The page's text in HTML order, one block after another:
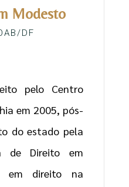
Modesto
DF
pelo Centro
em 2005, pós-
do estado pela
de Direito em
em direito na